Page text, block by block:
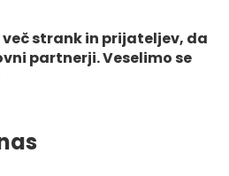
strank in prijateljev, da
partnerji. Veselimo se